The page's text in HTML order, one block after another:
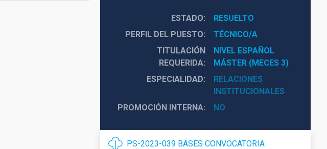
ESTADO
RESUELTO
PERFIL DEL PUESTO
TÉCNICO/A
TITULACIÓN
REQUERIDA
NIVEL ESPAÑOL
MÁSTER (MECES 3)
ESPECIALIDAD
RELACIONES
INSTITUCIONALES
PROMOCIÓN INTERNA
NO
PS-2023-039 BASES CONVOCATORIA